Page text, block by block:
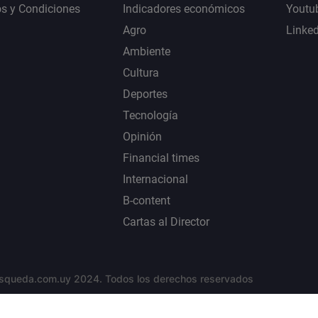
y Condiciones
Indicadores económicos
Agro
Ambiente
Cultura
Deportes
Tecnología
Opinión
Financial times
Internacional
B-content
Cartas al Director
2024. Todos los derechos reservados